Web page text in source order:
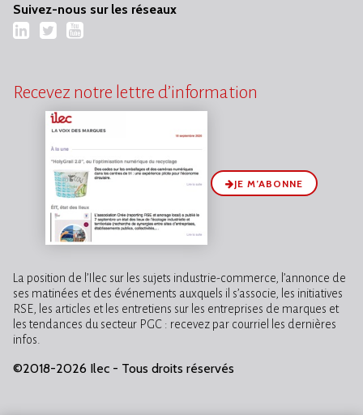
Suivez-nous sur les réseaux
LinkedIn
TwitterYouTube
Recevez notre lettre d’information
JE M’ABONNE
La position de l’Ilec sur les sujets industrie-commerce, l’annonce de
ses matinées et des événements auxquels il s’associe, les initiatives
RSE, les articles et les entretiens sur les entreprises de marques et
les tendances du secteur PGC : recevez par courriel les dernières
infos.
©2018-2026 Ilec - Tous droits réservés